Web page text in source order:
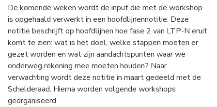
De komende weken wordt de input die met de workshop
is opgehaald verwerkt in een hoofdlijnennotitie. Deze
notitie beschrijft op hoofdlijnen hoe fase 2 van LTP-N eruit
komt te zien: wat is het doel, welke stappen moeten er
gezet worden en wat zijn aandachtspunten waar we
onderweg rekening mee moeten houden? Naar
verwachting wordt deze notitie in maart gedeeld met de
Schelderaad. Hierna worden volgende workshops
georganiseerd.